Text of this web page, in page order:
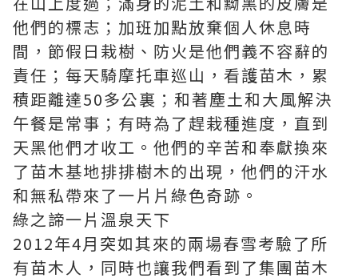
他們的標志；加班加點放棄個人休息時
間，節假日栽樹、防火是他們義不容辭的
責任；每天騎摩托車巡山，看護苗木，累
積距離達50多公裏；和著塵土和大風解決
午餐是常事；有時為了趕栽種進度，直到
天黑他們才收工。他們的辛苦和奉獻換來
了苗木基地排排樹木的出現，他們的汗水
和無私帶來了一片片綠色奇跡。
綠之諦一片溫泉天下
2012年4月突如其來的兩場春雪考驗了所
有苗木人，同時也讓我們看到了集團苗木